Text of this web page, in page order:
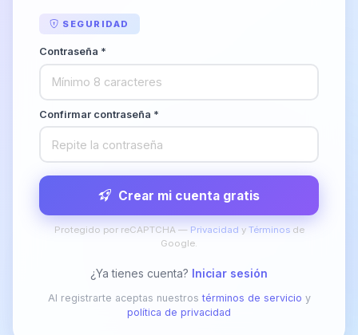
SEGURIDAD
Contraseña *
Confirmar contraseña *
Crear mi cuenta gratis
Protegido por reCAPTCHA — Privacidad y Términosde
Google.
¿Ya tienes cuenta? Iniciar sesión
Al registrarte aceptas nuestrostérminos de servicio y
política de privacidad